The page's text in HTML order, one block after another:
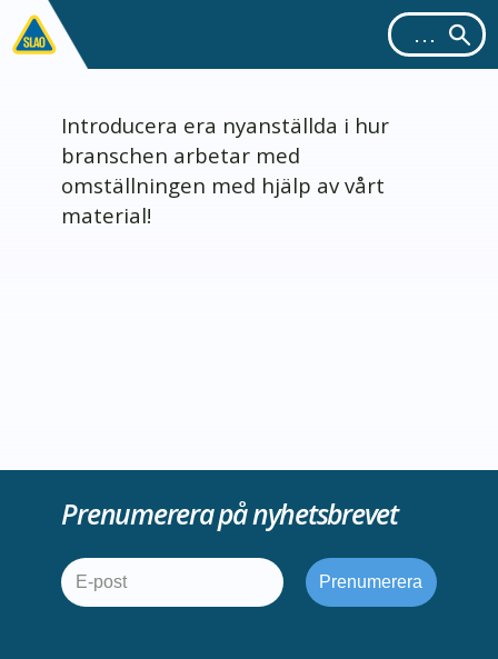
Introducera era nyanställda i hur
branschen arbetar med
omställningen med hjälp av vårt
material!
Prenumerera på nyhetsbrevet